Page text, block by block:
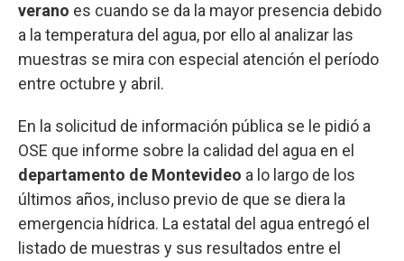
verano es cuando se da la mayor presencia debido
a la temperatura del agua, por ello al analizar las
muestras se mira con especial atención el período
entre octubre y abril.
En la solicitud de información pública se le pidió a
OSE que informe sobre la calidad del agua en el
departamento de Montevideo a lo largo de los
últimos años, incluso previo de que se diera la
emergencia hídrica. La estatal del agua entregó el
listado de muestras y sus resultados entre el